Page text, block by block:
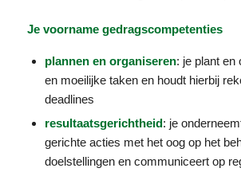
Je voorname gedragscompetenties
plannen en organiseren: je plant en
en moeilijke taken en houdt hierbij
deadlines
resultaatsgerichtheid: je
gerichte acties met het oog op het
doelstellingen en communiceert op